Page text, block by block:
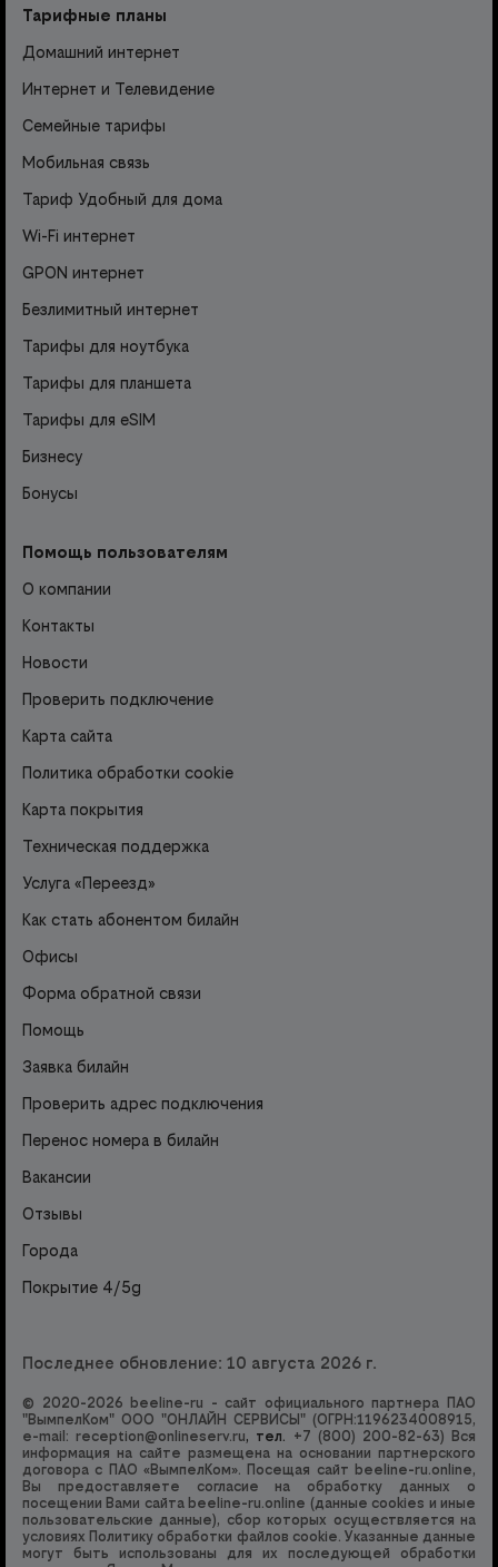
Тарифные планы
Домашний интернет
Интернет и Телевидение
Семейные тарифы
Мобильная связь
Тариф Удобный для дома
Wi-Fi интернет
GPON интернет
Безлимитный интернет
Тарифы для ноутбука
Тарифы для планшета
Тарифы для eSIM
Бизнесу
Бонусы
Помощь пользователям
О компании
Контакты
Новости
Проверить подключение
Карта сайта
Политика обработки cookie
Карта покрытия
Техническая поддержка
Услуга «Переезд»
Как стать абонентом билайн
Офисы
Форма обратной связи
Помощь
Заявка билайн
Проверить адрес подключения
Перенос номера в билайн
Вакансии
Отзывы
Города
Покрытие 4/5g
Последнее обновление: 10 августа 2026 г.
© 2020-2026 beeline-ru - сайт официального партнера ПАО
"ВымпелКом" ООО "ОНЛАЙН СЕРВИСЫ" (ОГРН:1196234008915,
e-mail:reception@onlineserv.ru, тел. +7 (800) 200-82-63) Вся
информация на сайте размещена на основании партнерского
договора с ПАО «ВымпелКом». Посещая сайт beeline-ru.online,
Вы предоставляете согласие на обработку данных о
посещении Вами сайта beeline-ru.online (данные cookies и иные
пользовательские данные), сбор которых осуществляется на
условиях Политику обработки файлов cookie. Указанные данные
могут быть использованы для их последующей обработки